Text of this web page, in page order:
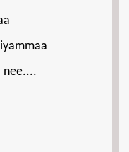
nee....